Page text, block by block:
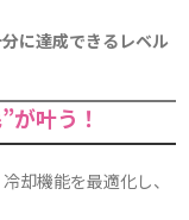
に達成できるレベル
叶う！
却機能を最適化し、